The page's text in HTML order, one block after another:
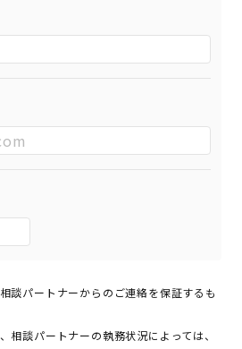
談パートナーからのご連絡を保証するも
相談パートナーの執務状況によっては、